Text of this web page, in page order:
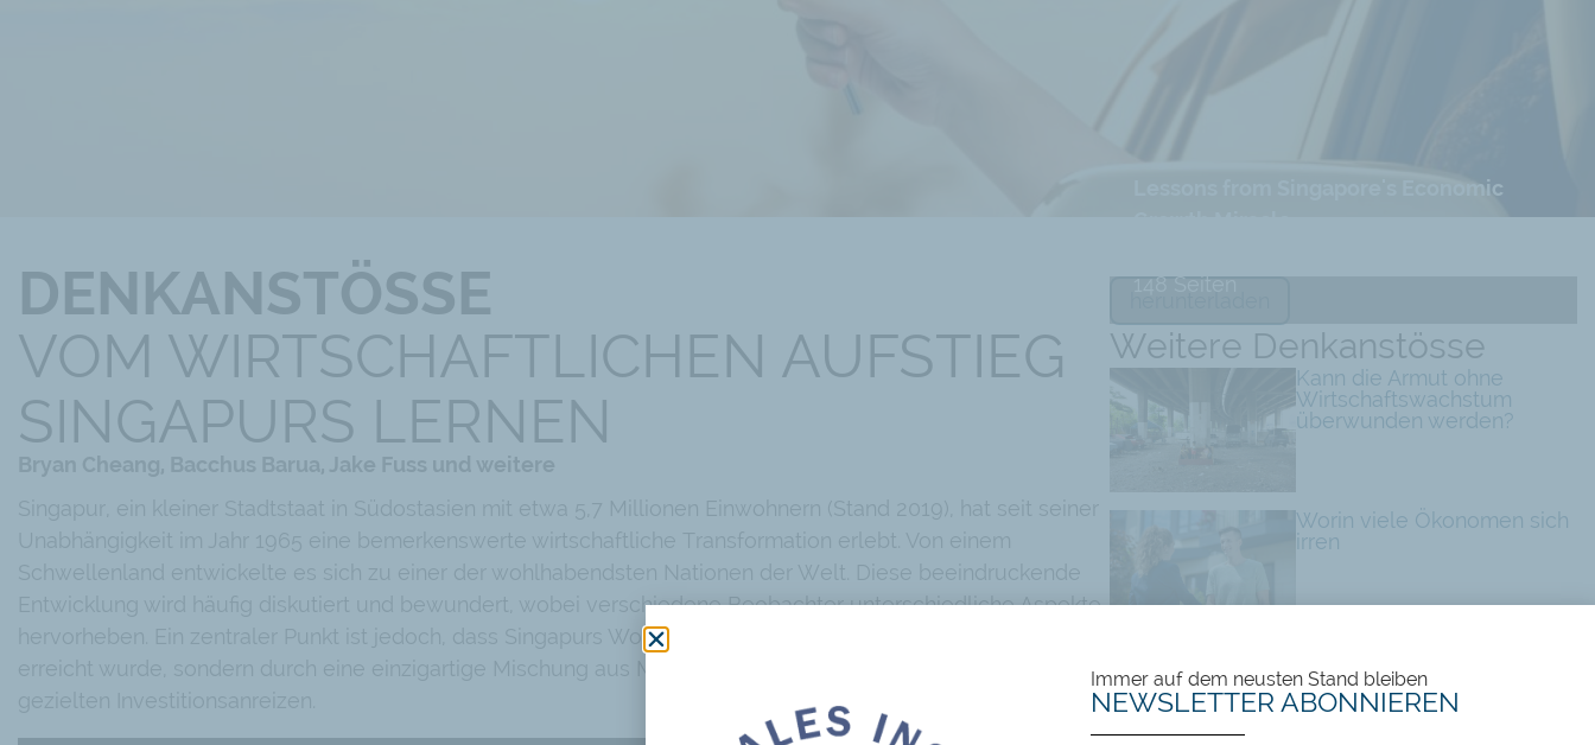
DENKANSTÖSSE
VOM WIRTSCHAFTLICHEN AUFSTIEG
SINGAPURS LERNEN
Entwicklung wird häufig diskutiert und bewundert, wobei verschiedene Beobachter unterschiedliche Aspekte
hervorheben. Ein zentraler Punkt ist jedoch, dass Singapurs Wohlstand nicht durch eine sozialistische Politik
Lessons from Singapore's Economic
148 Seiten
herunterladen
Weitere Denkanstösse
Kann die Armut ohne
Wirtschaftswachstum
überwunden werden?
Worin viele Ökonomen sich
irren
überwundener Knappheit
Immer auf dem neusten Stand bleiben
NEWSLETTER ABONNIEREN